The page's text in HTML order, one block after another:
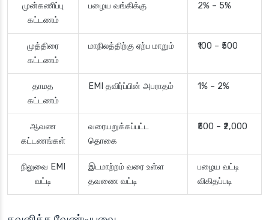
முன்கணிப்பு
கட்டணம்
பழைய வங்கிக்கு 2% – 5%
முத்திரை
கட்டணம்
மாநிலத்திற்கு ஏற்ப மாறும் ₹100 – ₹500
தாமத
கட்டணம்
EMI தவிர்ப்பின் அபராதம் 1% – 2%
ஆவண
கட்டணங்கள்
வரையறுக்கப்பட்ட
தொகை
₹500 – ₹2,000
நிலுவை EMI
வட்டி
இடமாற்றம் வரை உள்ள
தவணை வட்டி
பழைய வட்டி
விகிதப்படி